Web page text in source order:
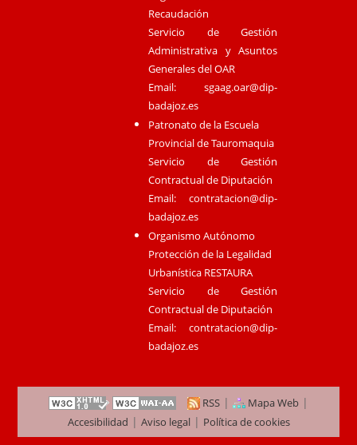
Recaudación
Servicio de Gestión
Administrativa y Asuntos
Generales del OAR
Email:sgaag.oar@dip-
badajoz.es
Patronato de la Escuela
Provincial de Tauromaquia
Servicio de Gestión
Contractual de Diputación
Email:contratacion@dip-
badajoz.es
Organismo Autónomo
Protección de la Legalidad
Urbanística RESTAURA
Servicio de Gestión
Contractual de Diputación
Email:contratacion@dip-
badajoz.es
RSS | Mapa Web |
Accesibilidad | Aviso legal| Política de cookies